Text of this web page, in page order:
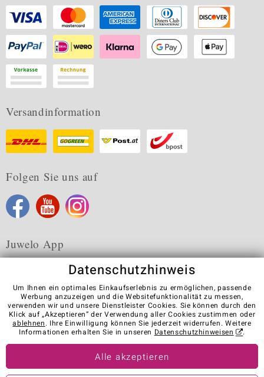
Versandinformation
Folgen Sie uns auf
Juwelo App
Karriere AGB Datenschutz Cookies
Impressum
Kontakt
Vertrag widerrufen
Visit our stores in other countries:
Datenschutzhinweis
Um Ihnen ein optimales Einkaufserlebnis zu ermöglichen, passende
Werbung anzuzeigen und die Websitefunktionalität zu messen,
verwenden wir und unsere Dienstleister Cookies. Sie können durch den
Klick auf „Akzeptieren“ der Verwendung aller Cookies zustimmen oder
ablehnen. Ihre Einwilligung können Sie jederzeit widerrufen. Weitere
Informationen erhalten Sie in unseren Datenschutzhinweisen .
Alle akzeptieren